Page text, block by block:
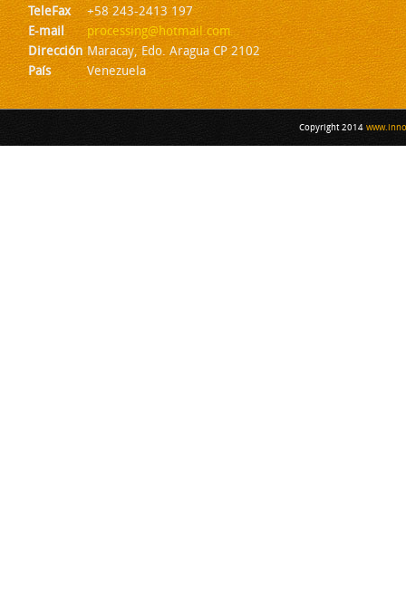
TeleFax
+58 243-2413 197
E-mail
processing@hotmail.com
Dirección Maracay, Edo. Aragua CP 2102
País
Venezuela
Copyright 2014